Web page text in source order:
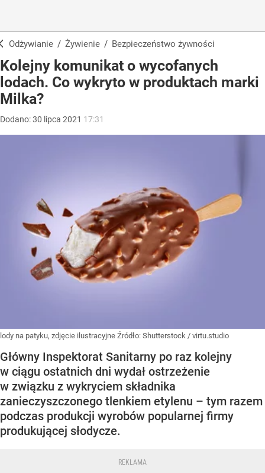
Odżywianie / Żywienie / Bezpieczeństwo żywności
Kolejny komunikat o wycofanych
lodach. Co wykryto w produktach marki
Milka?
Dodano:30 lipca 2021 17:31
lody na patyku, zdjęcie ilustracyjne Źródło: Shutterstock / virtu.studio
Główny Inspektorat Sanitarny po raz kolejny
w ciągu ostatnich dni wydał ostrzeżenie
w związku z wykryciem składnika
zanieczyszczonego tlenkiem etylenu – tym razem
podczas produkcji wyrobów popularnej firmy
produkującej słodycze.